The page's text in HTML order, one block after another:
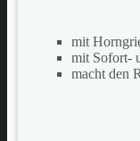
mit
mit Sofort-
macht den